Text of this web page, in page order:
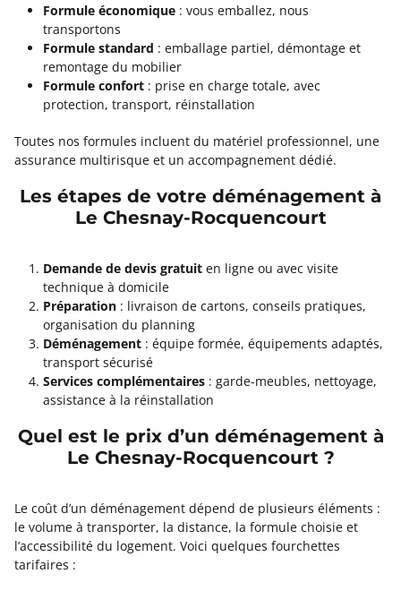
Formule économique : vous emballez, nous
transportons
Formule standard : emballage partiel, démontage et
remontage du mobilier
Formule confort : prise en charge totale, avec
protection, transport, réinstallation
Toutes nos formules incluent du matériel professionnel, une
assurance multirisque et un accompagnement dédié.
Les étapes de votre déménagement à
Le Chesnay-Rocquencourt
Demande de devis gratuit en ligne ou avec visite
technique à domicile
Préparation : livraison de cartons, conseils pratiques,
organisation du planning
Déménagement : équipe formée, équipements adaptés,
transport sécurisé
Services complémentaires : garde-meubles, nettoyage,
assistance à la réinstallation
Quel est le prix d’un déménagement à
Le Chesnay-Rocquencourt ?
Le coût d’un déménagement dépend de plusieurs éléments :
le volume à transporter, la distance, la formule choisie et
l’accessibilité du logement. Voici quelques fourchettes
tarifaires :